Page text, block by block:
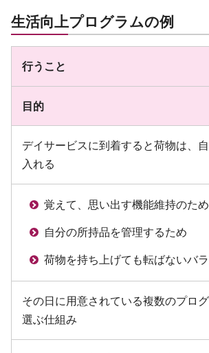
生活向上プログラムの例
行うこと
目的
デイサービスに到着すると荷物は、
入れる
覚えて、思い出す機能維持のため
自分の所持品を管理するため
荷物を持ち上げても転ばないバ
その日に用意されている複数のプロ
選ぶ仕組み